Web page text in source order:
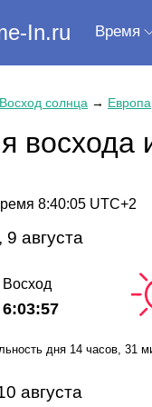
In.ru Время
Восход солнца → Европа
восхода
8:40:06 UTC+2
августа
Восход
6:03:57
дня 14 часов , 31
августа